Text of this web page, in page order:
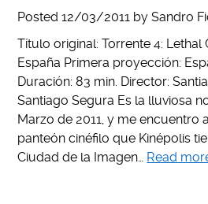
Posted12/03/2011 bySandro
Título original: Torrente 4: Lethal
España Primera proyección:
Duración: 83 min. Director:
Santiago Segura Es la lluviosa
Marzo de 2011, y me encuentro
panteón cinéfilo que Kinépolis
Ciudad de la Imagen… Read